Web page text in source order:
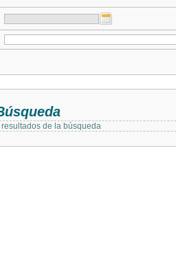
de la búsqueda